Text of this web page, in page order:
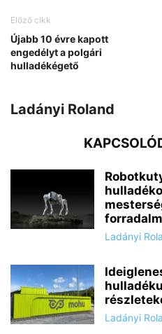
Előző cikk
Újabb 10 évre kapott
engedélyt a polgári
hulladékégető
Ladányi Roland
Ladányi
Ladányi